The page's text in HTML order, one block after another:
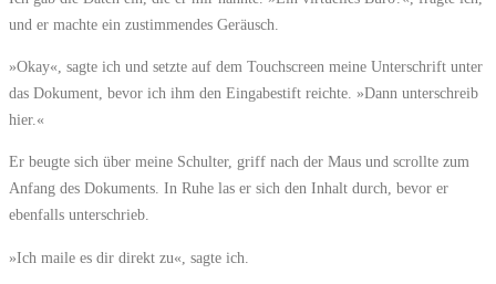
und er machte ein zustimmendes Geräusch.
»Okay«, sagte ich und setzte auf dem Touchscreen meine Unterschrift unter
das Dokument, bevor ich ihm den Eingabestift reichte. »Dann unterschreib
hier.«
Er beugte sich über meine Schulter, griff nach der Maus und scrollte zum
Anfang des Dokuments. In Ruhe las er sich den Inhalt durch, bevor er
ebenfalls unterschrieb.
»Ich maile es dir direkt zu«, sagte ich.